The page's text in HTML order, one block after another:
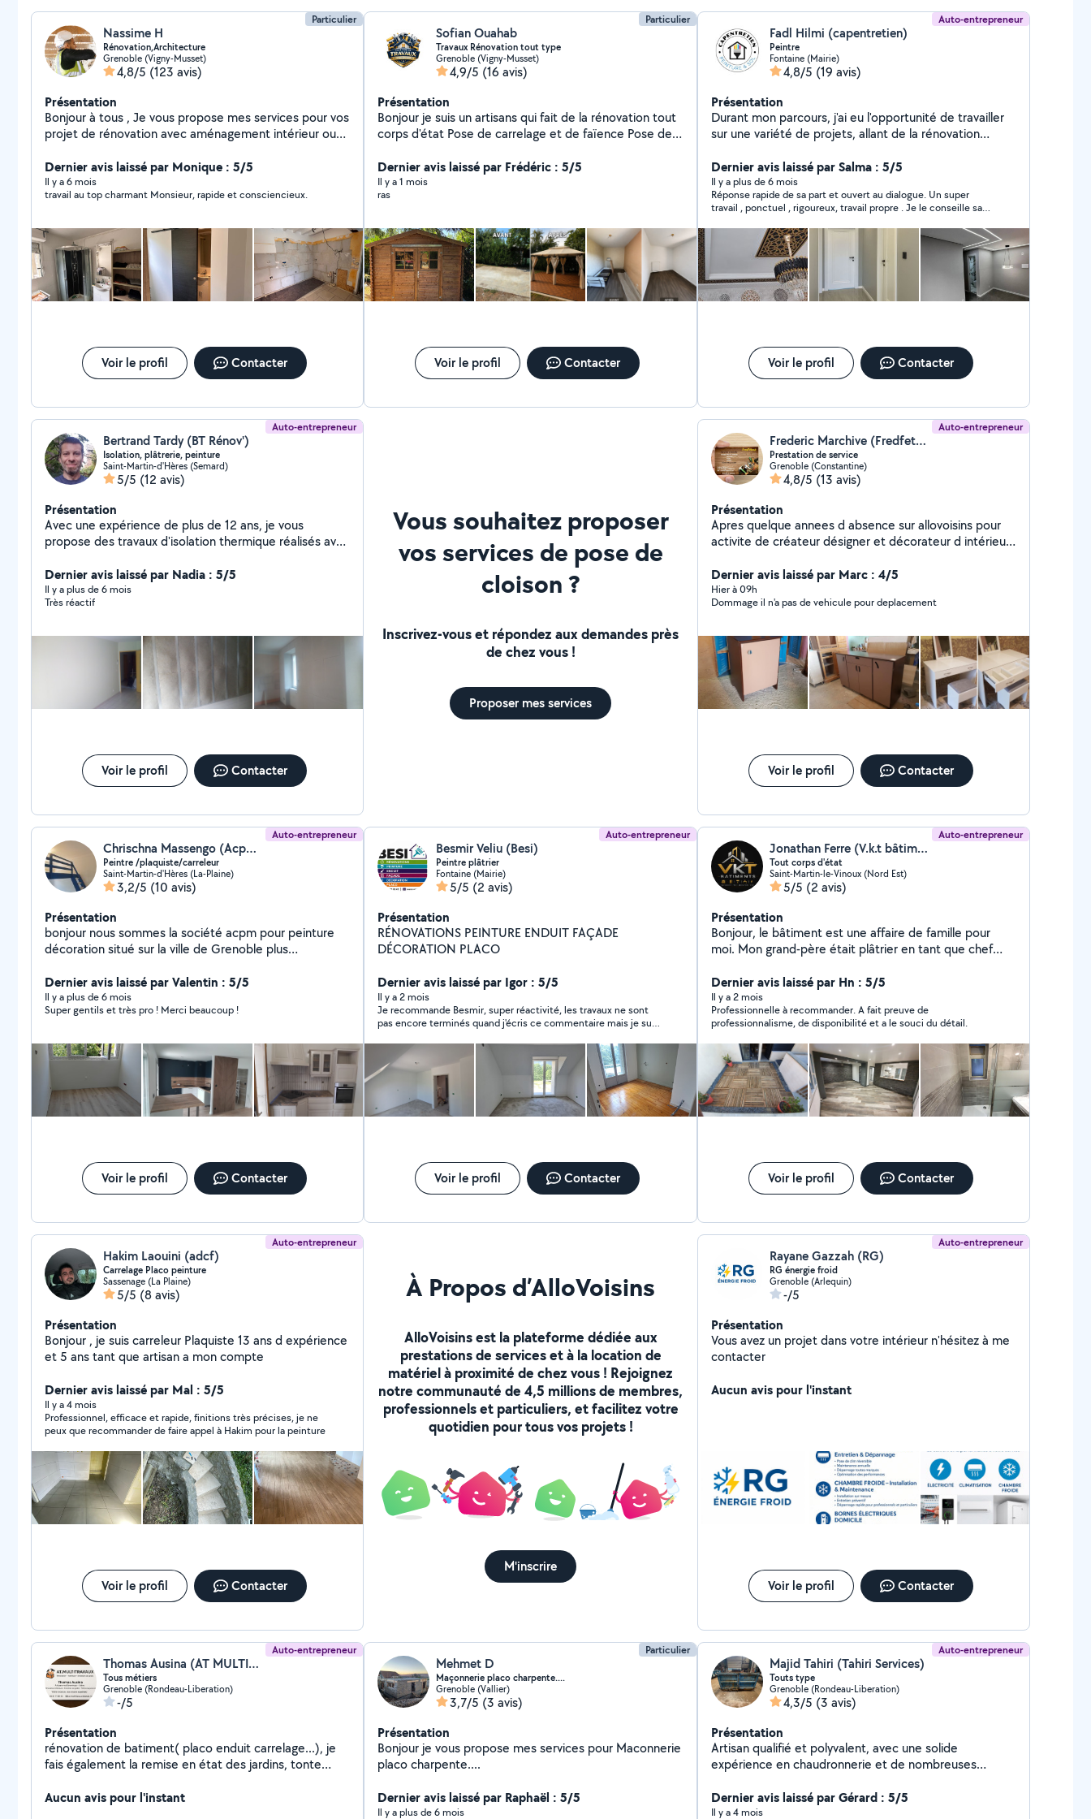
Particulier
Nassime H
Rénovation,Architecture
Grenoble (Vigny-Musset)
4,8/5 (123 avis)
Présentation
Bonjour à tous , Je vous propose mes services pour vos
projet de rénovation avec aménagement intérieur ou
de papier peint ,placo , revêtements de sols ,pour
mettre en valeur votre bien. Mais également la pose
de votre de votre cuisine , meuble ,.. N'hésitez pas à
avoir un aperçu de mon travail . Pour plus d'informations
n'hésitez pas à me contacter directement .
Dernier avis laissé par Monique : 5/5
Il y a 6 mois
travail au top charmant Monsieur, rapide et consciencieux.
Voir le profil Contacter
Particulier
Sofian Ouahab
Travaux Rénovation tout type
Grenoble (Vigny-Musset)
4,9/5 (16 avis)
Présentation
Bonjour je suis un artisans qui fait de la rénovation tout
corps d'état Pose de carrelage et de faïence Pose de
Plomberie ( Raccord évacuation et arrivée d'eau ) , (
Pose de receveur, vasque, wc ) Montage de meuble Et
autres N'hésiter pas à me contacter pour qu'on puisse
Dernier avis laissé par Frédéric : 5/5
Il y a 1 mois
ras
Voir le profil Contacter
Auto-entrepreneur
Fadl Hilmi (capentretien)
Peintre
Fontaine (Mairie)
4,8/5 (19 avis)
Présentation
Durant mon parcours, j'ai eu l'opportunité de travailler
sur une variété de projets, allant de la rénovation
formation de peintre applicateur de revêtements et
aussi mon expérience m'ont permis de développer une
maîtrise parfaite des techniques de peinture,
d'enduisage et de pose de revêtements . Mon
expérience en peinture & rénovation m'a également
appris à respecter des délais serrés tout en
garantissant un travail de qualité et conforme aux
exigences des clients
Dernier avis laissé par Salma : 5/5
Il y a plus de 6 mois
Réponse rapide de sa part et ouvert au dialogue. Un super
travail , ponctuel , rigoureux, travail propre . Je le conseille sans
adoré leurs chambres.
Voir le profil Contacter
Auto-entrepreneur
Bertrand Tardy (BT Rénov')
Isolation, plâtrerie, peinture
Saint-Martin-d'Hères (Semard)
5/5 (12 avis)
Présentation
Avec une expérience de plus de 12 ans, je vous
propose des travaux d'isolation thermique réalisés avec
du recyclage (ouate de cellulose). Je réalise la pose de
parements tel que Placoplâtre ou Fermacell (doublage,
création de cloisons, faux-plafonds...), joints et
J'ai la certification RGE "Eco-artisan" depuis 2014 pour
l'isolation intérieure des murs, planchers hauts et
planchers bas. Je propose également la réalisation
d'enduits décoratifs à l'argile et à la chaux, ainsi que les
enduits de correction thermique comme le chaux-
Dernier avis laissé par Nadia : 5/5
Il y a plus de 6 mois
Très réactif
Voir le profil Contacter
Vous souhaitez proposer
vos services de pose de
cloison ?
Inscrivez-vous et répondez aux demandes près
de chez vous !
Proposer mes services
Auto-entrepreneur
Frederic Marchive (Fredfetout)
Prestation de service
Grenoble (Constantine)
4,8/5 (13 avis)
Présentation
Apres quelque annees d absence sur allovoisins pour
activite de créateur désigner et décorateur d intérieur,
tout , mes mains sont à votre service. Je vous invite à
voir mes photos pour découvrir mes competences. A
savoir que je suis 100% autodidacte. Ps: je suis
avec des tarifs arrangeant les 2 partis
Dernier avis laissé par Marc : 4/5
Hier à 09h
Dommage il n'a pas de vehicule pour deplacement
Voir le profil Contacter
Auto-entrepreneur
Chrischna Massengo (Acpm peinture)
Peintre /plaquiste/carreleur
Saint-Martin-d'Hères (La-Plaine)
3,2/5 (10 avis)
Présentation
bonjour nous sommes la société acpm pour peinture
décoration situé sur la ville de Grenoble plus
spécialisé dans la pose placo platre peinture carrelage
bande à joint pose de parquet flottant.j'ai créé ma
société après 12ans d'expérience en tant que peintre
l'extérieur conscient de mes prestations soignées
auprès de plusieurs clients j'ai préféré creer la propre
structure après une longue réflexion. Si vous êtes
intéressé par nos services veuillez nous contacter .
Dernier avis laissé par Valentin : 5/5
Il y a plus de 6 mois
Super gentils et très pro ! Merci beaucoup !
Voir le profil Contacter
Auto-entrepreneur
Besmir Veliu (Besi)
Peintre plâtrier
Fontaine (Mairie)
5/5 (2 avis)
Présentation
RÉNOVATIONS PEINTURE ENDUIT FAÇADE
DÉCORATION PLACO
Dernier avis laissé par Igor : 5/5
Il y a 2 mois
Je recommande Besmir, super réactivité, les travaux ne sont
pas encore terminés quand j'écris ce commentaire mais je suis
Voir le profil Contacter
Auto-entrepreneur
Jonathan Ferre (V.k.t bâtiment)
Tout corps d'état
Saint-Martin-le-Vinoux (Nord Est)
5/5 (2 avis)
Présentation
Bonjour, le bâtiment est une affaire de famille pour
moi. Mon grand-père était plâtrier en tant que chef
que chef d'entreprise. Aussi, à mon tour, je suis
autoentrepreneur dans le second œuvre avec plus de
15 ans d'expérience. Mes activités principales sont
plaquiste, maçon et carreleur, ensuite à différents
niveaux, je sais faire aussi électricité, plomberie,
menuiserie, peinture, paysagiste, les plans 3D et 2D,
pour avoir une meilleure approche du chantier. Je me
perfectionne pour savoir tout faire de A à Z. J'ai aussi
une offre de coach de travaux, je vous accompagne
peu d'huile de coude, et pour vous faire éviter des
déconvenues tarifaires et sociales.
Dernier avis laissé par Hn : 5/5
Il y a 2 mois
Professionnelle à recommander. A fait preuve de
professionnalisme, de disponibilité et a le souci du détail.
Voir le profil Contacter
Auto-entrepreneur
Hakim Laouini (adcf)
Carrelage Placo peinture
Sassenage (La Plaine)
5/5 (8 avis)
Présentation
Bonjour , je suis carreleur Plaquiste 13 ans d expérience
et 5 ans tant que artisan a mon compte
Dernier avis laissé par Mal : 5/5
Il y a 4 mois
Professionnel, efficace et rapide, finitions très précises, je ne
peux que recommander de faire appel à Hakim pour la peinture
Voir le profil Contacter
À Propos d’AlloVoisins
AlloVoisins est la plateforme dédiée aux
prestations de services et à la location de
matériel à proximité de chez vous ! Rejoignez
notre communauté de 4,5 millions de membres,
professionnels et particuliers, et facilitez votre
quotidien pour tous vos projets !
M'inscrire
Auto-entrepreneur
Rayane Gazzah (RG)
RG énergie froid
Grenoble (Arlequin)
-/5
Présentation
Vous avez un projet dans votre intérieur n'hésitez à me
contacter
Aucun avis pour l'instant
Voir le profil Contacter
Auto-entrepreneur
Thomas Ausina (AT MULTITRAVAUX)
Tous métiers
Grenoble (Rondeau-Liberation)
-/5
Présentation
rénovation de batiment( placo enduit carrelage...), je
fais également la remise en état des jardins, tonte
Aucun avis pour l'instant
Particulier
Mehmet D
Maçonnerie placo charpente....
Grenoble (Vallier)
3,7/5 (3 avis)
Présentation
Bonjour je vous propose mes services pour Maconnerie
placo charpente....
Dernier avis laissé par Raphaël : 5/5
Il y a plus de 6 mois
Auto-entrepreneur
Majid Tahiri (Tahiri Services)
Touts type
Grenoble (Rondeau-Liberation)
4,3/5 (3 avis)
Présentation
Artisan qualifié et polyvalent, avec une solide
expérience en chaudronnerie et de nombreuses
tous vos projets de rénovation, du plus simple au plus
complexe. J'interviens pour : Pose de placo / cloisons /
Dernier avis laissé par Gérard : 5/5
Il y a 4 mois